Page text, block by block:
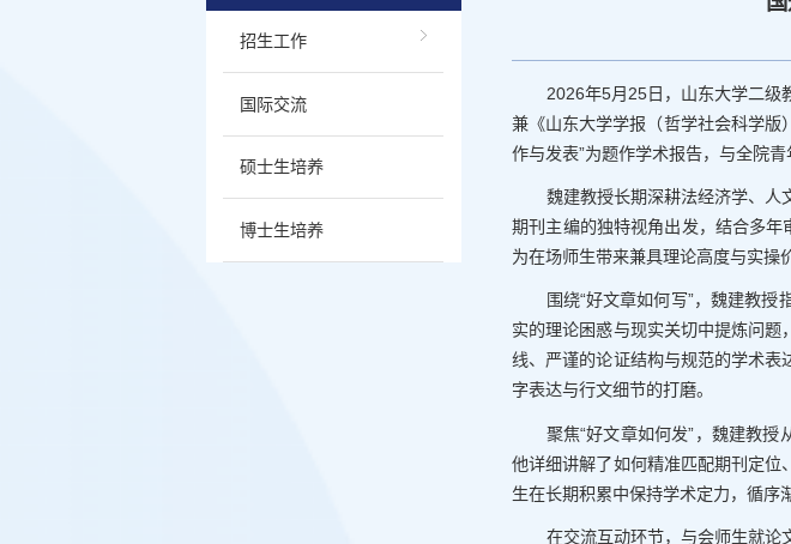
招生工作
国际交流
硕士生培养
博士生培养
2026年5月25日，山东大学二级
兼《山东大学学报（哲学社会科学版
作与发表”为题作学术报告，与全院
魏建教授长期深耕法经济学、人
期刊主编的独特视角出发，结合多年
为在场师生带来兼具理论高度与实操
围绕“好文章如何写”，魏建教
实的理论困惑与现实关切中提炼问
线、严谨的论证结构与规范的学术表
字表达与行文细节的打磨。
聚焦“好文章如何发”，魏建教授
他详细讲解了如何精准匹配期刊定位
生在长期积累中保持学术定力，循序
在交流互动环节，与会师生就论